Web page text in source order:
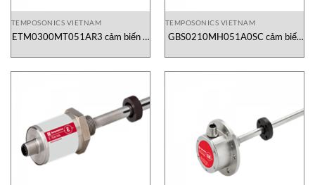
TEMPOSONICS VIETNAM
ETM0300MT051AR3 cảm biến vị
TEMPOSONICS VIETNAM
GBS0210MH051A0SC cảm biến